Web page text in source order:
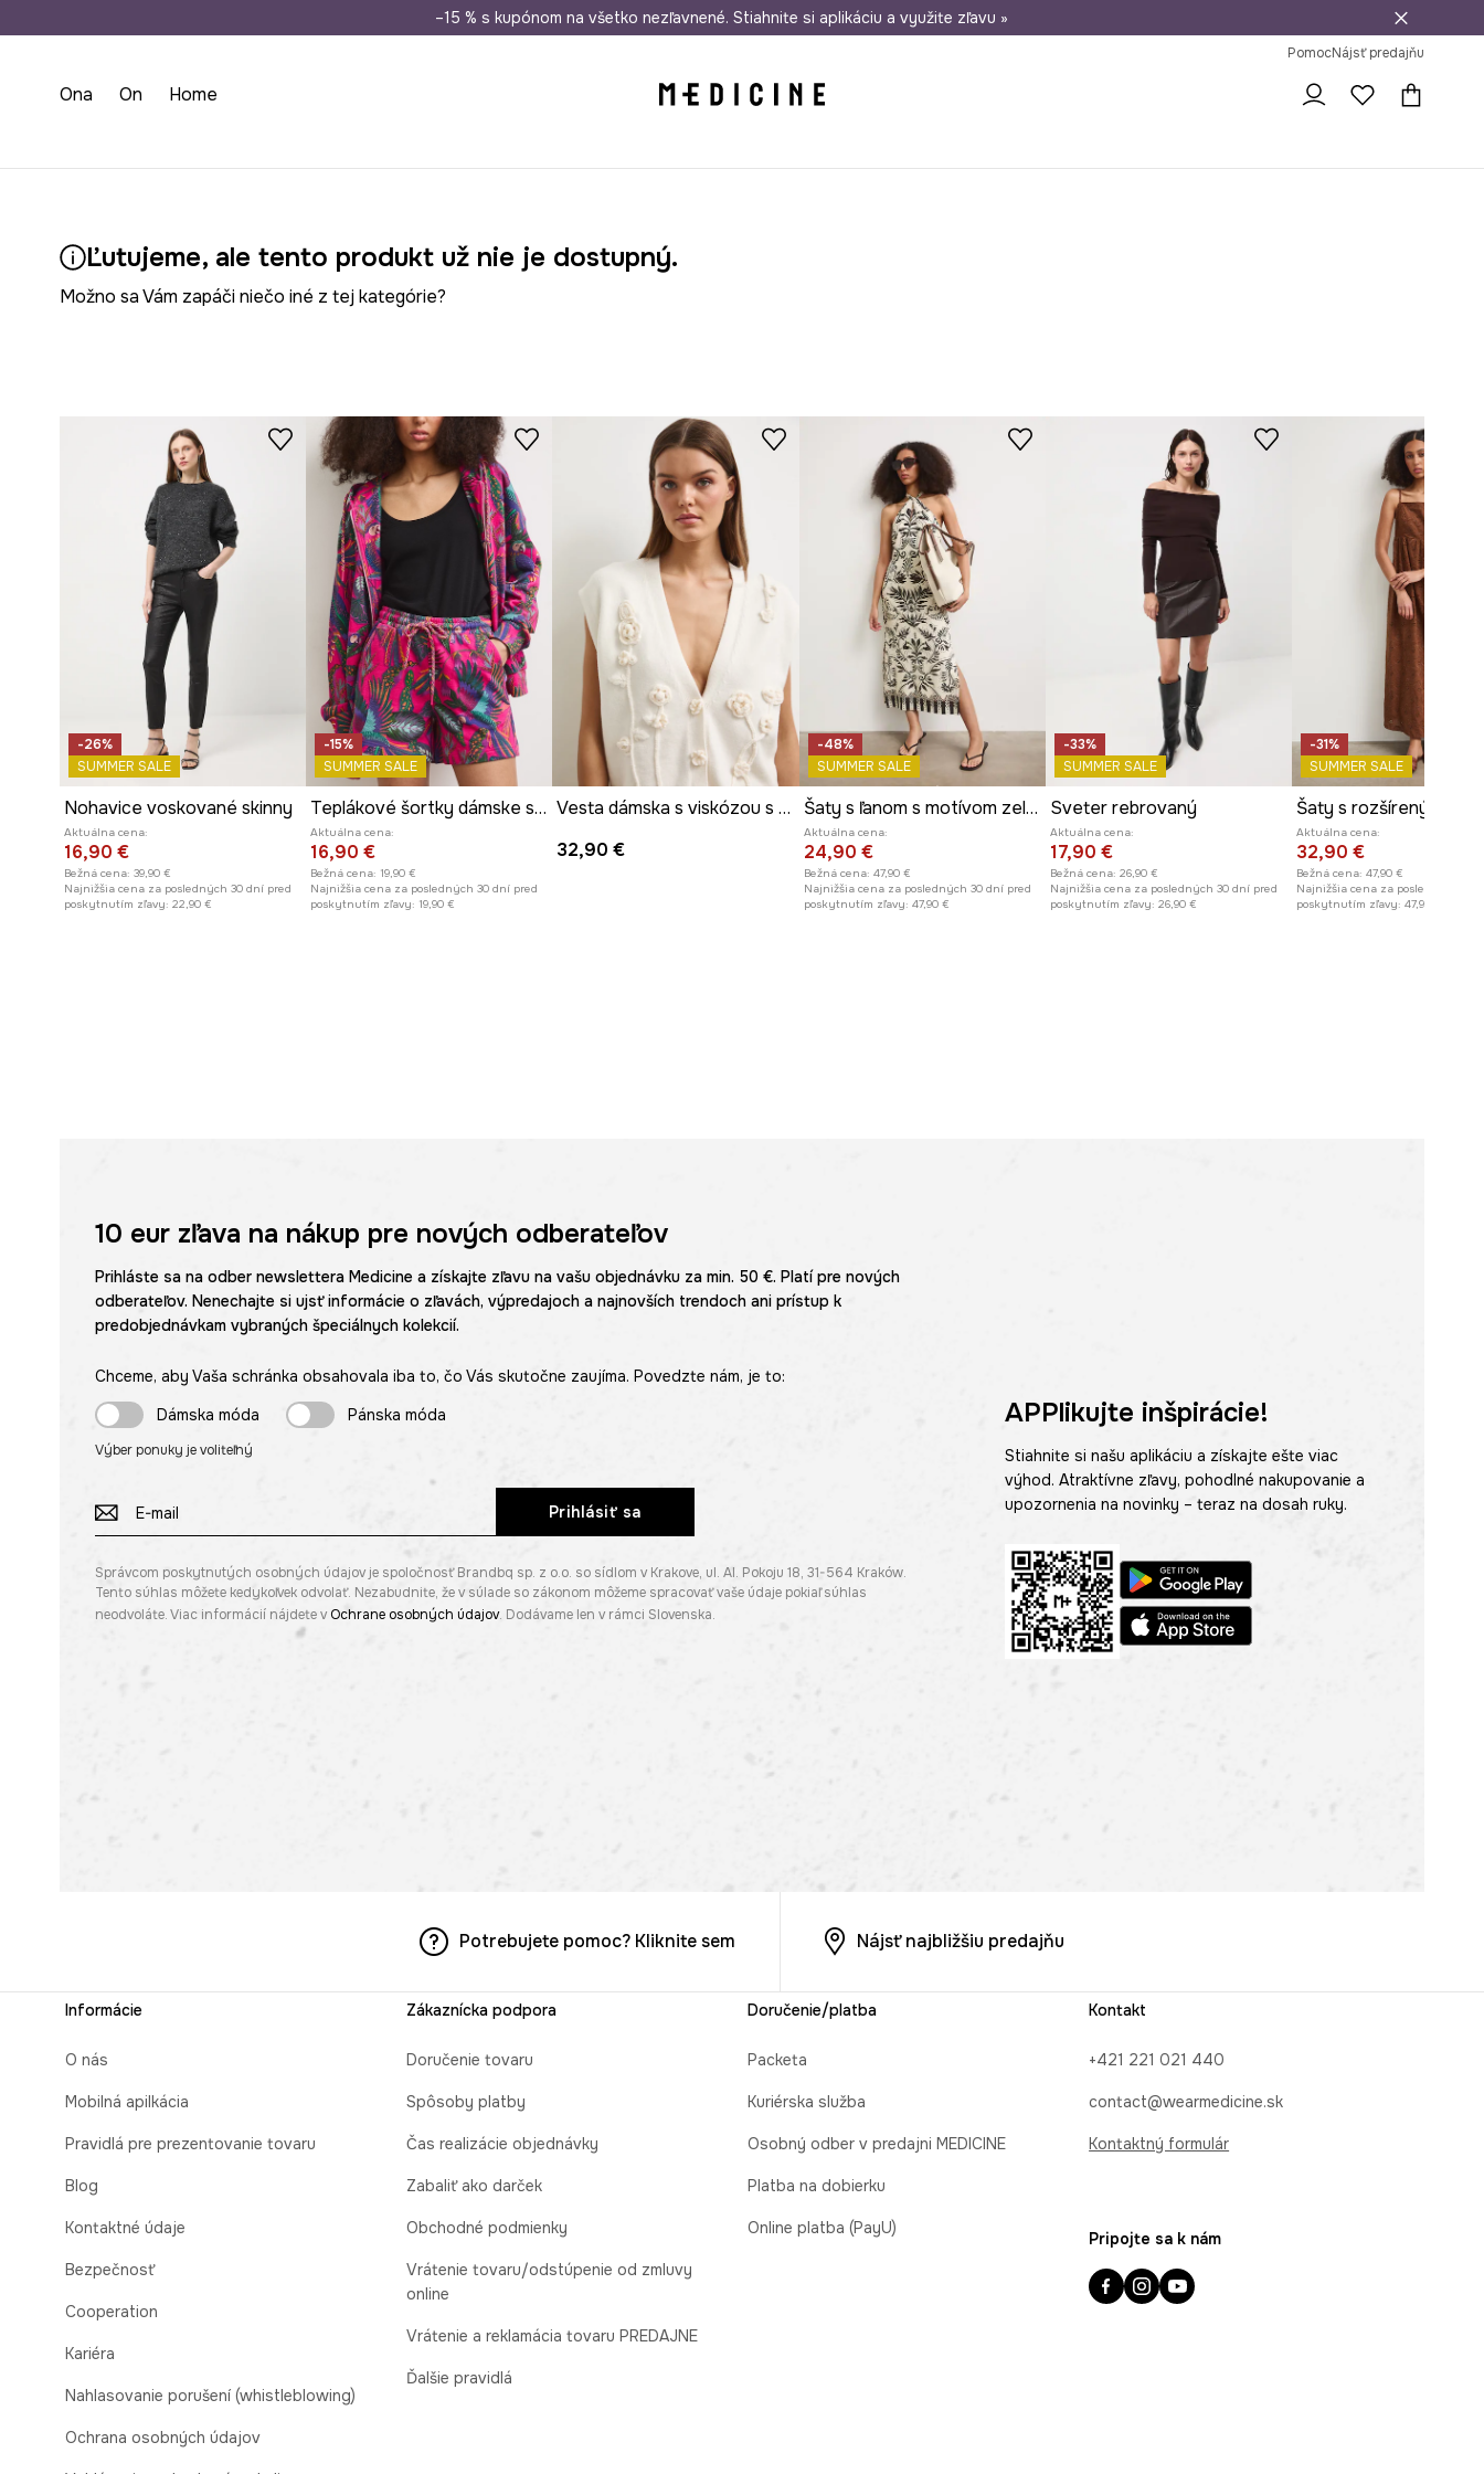
Doprava zadarmo od 50 € Odoslanie aj do 24 hodín 30 dní na vrátenie tovaru
–15 % s kupónom na všetko nezľavnené. Stiahnite si aplikáciu a využite zľavu »
PomocNájsť predajňu
Ona On Home
Ľutujeme, ale tento produkt už nie je dostupný.
Možno sa Vám zapáči niečo iné z tej kategórie?
-26%
SUMMER SALE
Nohavice voskované skinny
Aktuálna cena:
16,90 €
Bežná cena: 39,90 €
Najnižšia cena za posledných 30 dní pred
poskytnutím zľavy: 22,90 €
-15%
SUMMER SALE
Teplákové šortky dámske s motívom zeleniny
Aktuálna cena:
16,90 €
Bežná cena: 19,90 €
Najnižšia cena za posledných 30 dní pred
poskytnutím zľavy: 19,90 €
Vesta dámska s viskózou s aplikáciou
32,90 €
-48%
SUMMER SALE
Šaty s ľanom s motívom zeleniny
Aktuálna cena:
24,90 €
Bežná cena: 47,90 €
Najnižšia cena za posledných 30 dní pred
poskytnutím zľavy: 47,90 €
-33%
SUMMER SALE
Sveter rebrovaný
Aktuálna cena:
17,90 €
Bežná cena: 26,90 €
Najnižšia cena za posledných 30 dní pred
poskytnutím zľavy: 26,90 €
-31%
SUMMER SALE
Aktuálna cena:
32,90 €
Bežná cena: 47,90 €
Najnižšia cena za posledných 30
poskytnutím zľavy: 47,90 €
10 eurzľava na nákup pre nových odberateľov
Prihláste sa na odber newslettera Medicine a získajte zľavu na vašu objednávku za min. 50 €. Platí pre nových
odberateľov. Nenechajte si ujsť informácie o zľavách, výpredajoch a najnovších trendoch ani prístup k
predobjednávkam vybraných špeciálnych kolekcií.
Chceme, aby Vaša schránka obsahovala iba to, čo Vás skutočne zaujíma. Povedzte nám, je to:
Dámska móda
Pánska móda
Výber ponuky je voliteľný
Prihlásiť sa
Správcom poskytnutých osobných údajov je spoločnosť Brandbq sp. z o.o. so sídlom v Krakove, ul. Al. Pokoju 18, 31-564 Kraków.
Tento súhlas môžete kedykoľvek odvolať. Nezabudnite, že v súlade so zákonom môžeme spracovať vaše údaje pokiaľ súhlas
neodvoláte. Viac informácií nájdete v Ochrane osobných údajov. Dodávame len v rámci Slovenska.
APPlikujte inšpirácie!
Stiahnite si našu aplikáciu a získajte ešte viac
výhod. Atraktívne zľavy, pohodlné nakupovanie a
upozornenia na novinky – teraz na dosah ruky.
Potrebujete pomoc? Kliknite sem Nájsť najbližšiu predajňu
Informácie
O nás
Mobilná apilkácia
Pravidlá pre prezentovanie tovaru
Blog
Kontaktné údaje
Bezpečnosť
Cooperation
Kariéra
Nahlasovanie porušení (whistleblowing)
Ochrana osobných údajov
Zákaznícka podpora
Doručenie tovaru
Spôsoby platby
Čas realizácie objednávky
Zabaliť ako darček
Obchodné podmienky
Vrátenie tovaru/odstúpenie od zmluvy
online
Vrátenie a reklamácia tovaru PREDAJNE
Ďalšie pravidlá
Doručenie/platba
Packeta
Kuriérska služba
Osobný odber v predajni MEDICINE
Platba na dobierku
Online platba (PayU)
Kontakt
+421 221 021 440
contact@wearmedicine.sk
Kontaktný formulár
Pripojte sa k nám